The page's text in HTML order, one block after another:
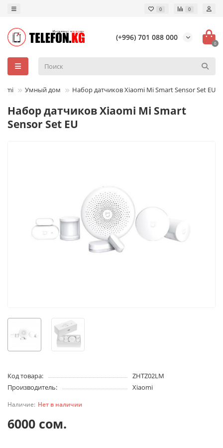
0 0
(+996) 701 088 000
0
Умный дом Набор датчиков Xiaomi Mi Smart Sensor Set EU
Набор датчиков Xiaomi Mi Smart
Sensor Set EU
Код товара:
ZHTZ02LM
Производитель:
Xiaomi
Нет в наличии
6000 сом.